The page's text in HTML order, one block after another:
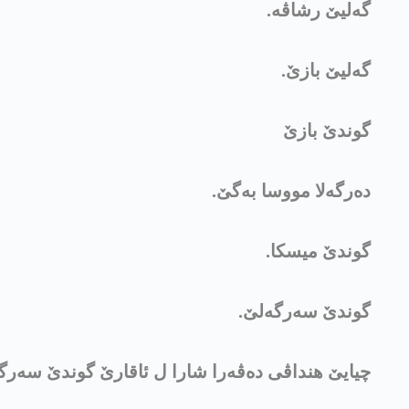
گه‌لیێ رشاڤه‌.
گەليێ بازێ.
گوندێ بازێ
دەرگەلا مووسا بەگێ.
گوندێ ميسکا.
گوندێ سه‌رگەلێ.
چیایێ هنداڤی دەڤەرا شارا ل ئاقارێ گوندێ